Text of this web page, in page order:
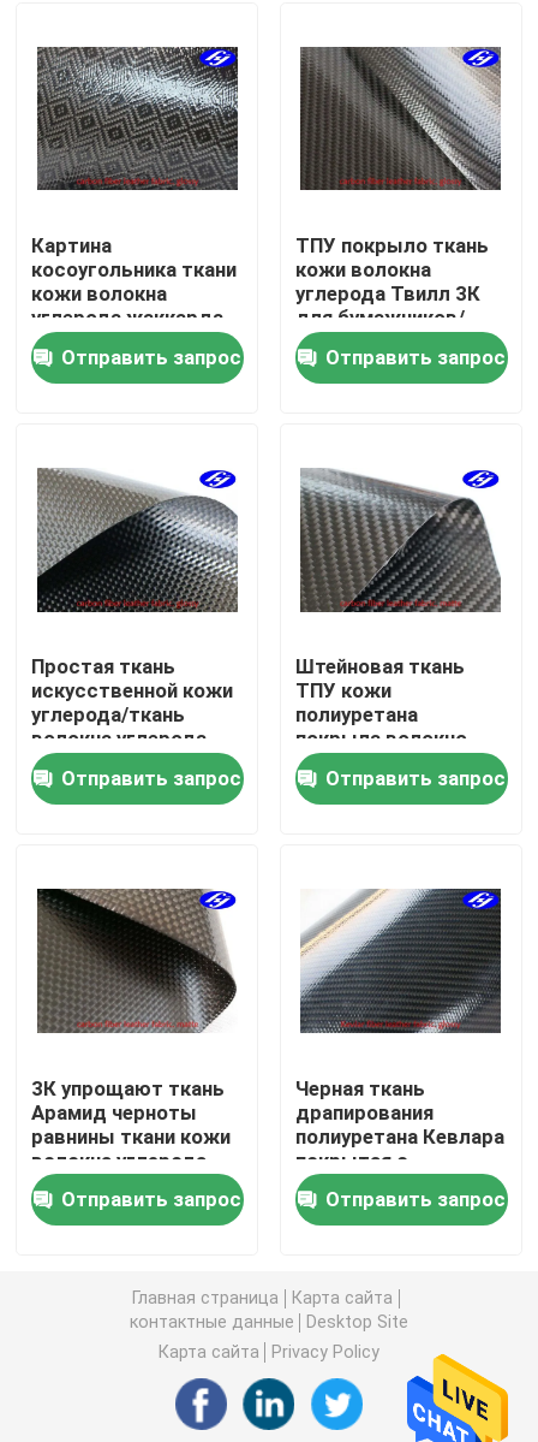
Продукция
Ролики
Наша фабрика
контроль качества
контактные данные
Новости
Ткань Арамид углерода
Ткань волокна углерода
Ткань УХМВПЭ
ткань полиуретана кожаная
анти-статические ткань
Композиционный материал углерода
Картина
косоугольника ткани
кожи волокна
углерода жаккарда
лоснистая покрытая
ТПУ для бумажников
Отправить запрос
ТПУ покрыло ткань
кожи волокна
углерода Твилл 3К
для бумажников/
сумок
Отправить запрос
Простая ткань
искусственной кожи
углерода/ткань
волокна углерода
коррозионной
устойчивости черная
Отправить запрос
Штейновая ткань
ТПУ кожи
полиуретана
покрыла волокно
углерода Твилл 3К
Отправить запрос
3К упрощают ткань
Арамид черноты
равнины ткани кожи
волокна углерода
штейновую
сплетенную
Отправить запрос
Черная ткань
драпирования
полиуретана Кевлара
покрытая с
лоснистым ТПУ
удваивает стороны
Отправить запрос
Главная страница
Карта сайта
контактные данные
Desktop Site
Карта сайта
Privacy Policy